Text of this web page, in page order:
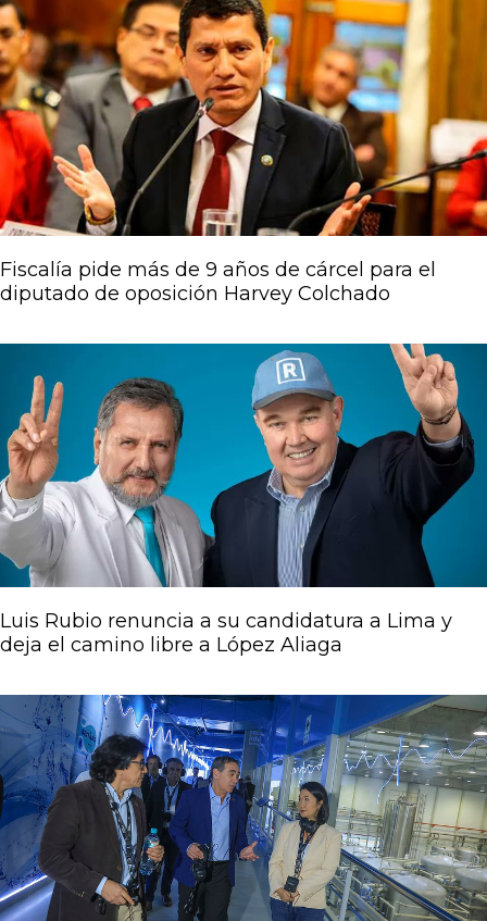
Fiscalía pide más de 9 años de cárcel para el
diputado de oposición Harvey Colchado
Luis Rubio renuncia a su candidatura a Lima y
deja el camino libre a López Aliaga